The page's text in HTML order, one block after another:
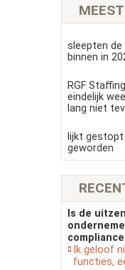
sleepten
binnen in
RGF
eindelijk
lang niet
lijkt gestopt
geworden
Is de
Ik geloof
functies,